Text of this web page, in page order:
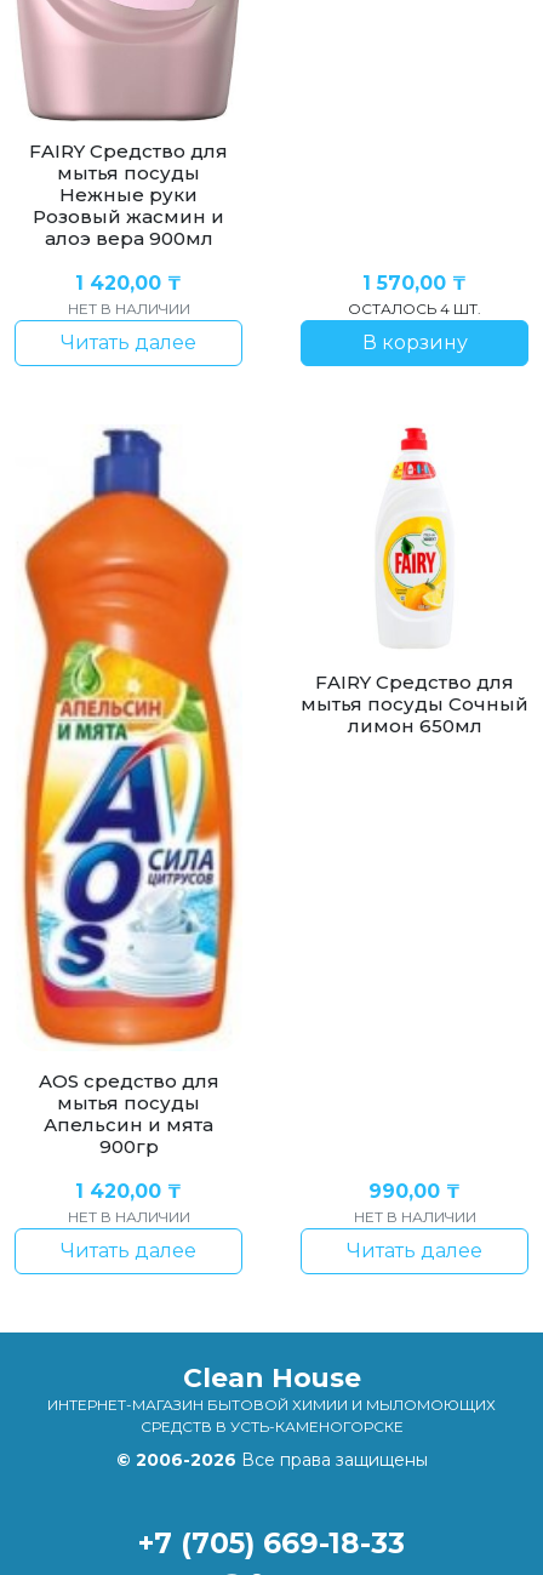
FAIRY Средство для
мытья посуды
Нежные руки
Розовый жасмин и
алоэ вера 900мл
1 420,00 ₸
НЕТ В НАЛИЧИИ
Читать далее
1 570,00 ₸
ОСТАЛОСЬ 4 ШТ.
В корзину
AOS средство для
мытья посуды
Апельсин и мята
900гр
1 420,00 ₸
НЕТ В НАЛИЧИИ
Читать далее
FAIRY Средство для
мытья посуды Сочный
лимон 650мл
990,00 ₸
НЕТ В НАЛИЧИИ
Читать далее
Clean House
ИНТЕРНЕТ-МАГАЗИН БЫТОВОЙ ХИМИИ И МЫЛОМОЮЩИХ
СРЕДСТВ В УСТЬ-КАМЕНОГОРСКЕ
© 2006-2026 Все права защищены
+7 (705) 669-18-33